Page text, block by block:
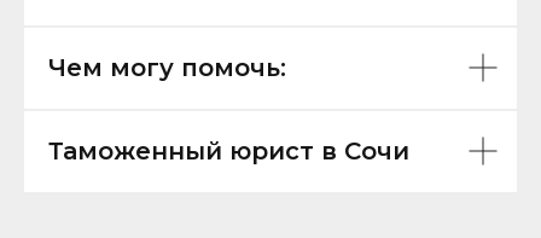
Чем могу помочь:
Таможенный юрист в Сочи